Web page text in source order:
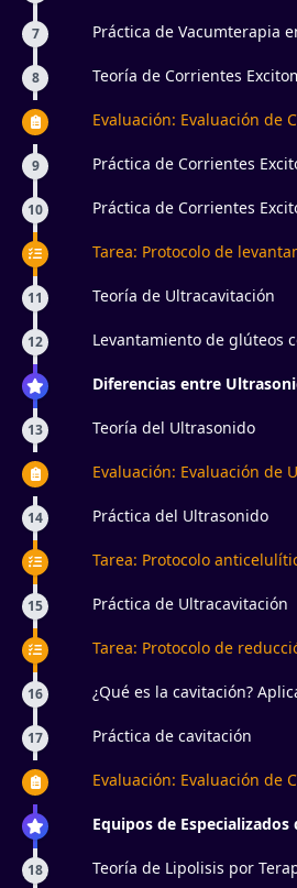
7
Práctica de Vacumterapia
8 Teoría de Corrientes
Evaluación: Evaluación de
9
Práctica de Corrientes
10
Práctica de Corrientes
Tarea: Protocolo de
11 Teoría de Ultracavitación
12
Levantamiento de glúteos
Diferencias entre
13 Teoría del Ultrasonido
Evaluación: Evaluación de
14 Práctica del Ultrasonido
Tarea: Protocolo
15 Práctica de Ultracavitación
Tarea: Protocolo de
16
¿Qué es la cavitación?
17 Práctica de cavitación
Evaluación: Evaluación de
Equipos de Especializados
18 Teoría de Lipolisis por